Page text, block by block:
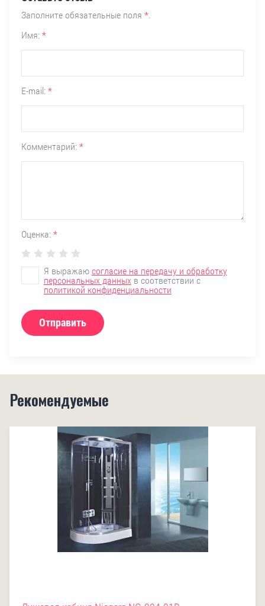
Заполните обязательные поля *.
Имя: *
E-mail: *
Комментарий: *
Оценка: *
Я выражаю согласие на передачу и обработку
персональных данныхв соответствии с
политикой конфиденциальности
Отправить
Рекомендуемые